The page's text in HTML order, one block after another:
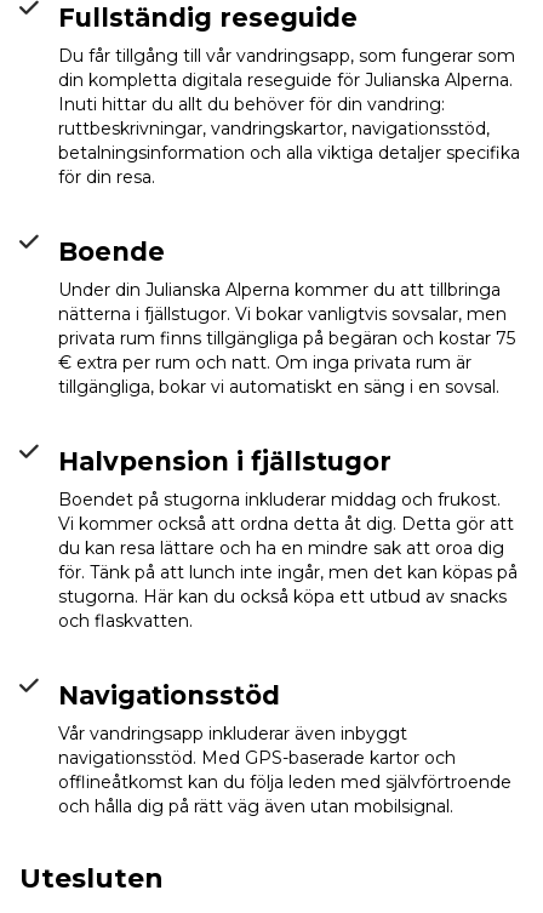
Fullständig reseguide
Du får tillgång till vår vandringsapp, som fungerar som
din kompletta digitala reseguide för Julianska Alperna.
Inuti hittar du allt du behöver för din vandring:
ruttbeskrivningar, vandringskartor, navigationsstöd,
betalningsinformation och alla viktiga detaljer specifika
för din resa.
Boende
Under din Julianska Alperna kommer du att tillbringa
nätterna i fjällstugor. Vi bokar vanligtvis sovsalar, men
privata rum finns tillgängliga på begäran och kostar 75
€ extra per rum och natt. Om inga privata rum är
tillgängliga, bokar vi automatiskt en säng i en sovsal.
Halvpension i fjällstugor
Boendet på stugorna inkluderar middag och frukost.
Vi kommer också att ordna detta åt dig. Detta gör att
du kan resa lättare och ha en mindre sak att oroa dig
för. Tänk på att lunch inte ingår, men det kan köpas på
stugorna. Här kan du också köpa ett utbud av snacks
och flaskvatten.
Navigationsstöd
Vår vandringsapp inkluderar även inbyggt
navigationsstöd. Med GPS-baserade kartor och
offlineåtkomst kan du följa leden med självförtroende
och hålla dig på rätt väg även utan mobilsignal.
Utesluten